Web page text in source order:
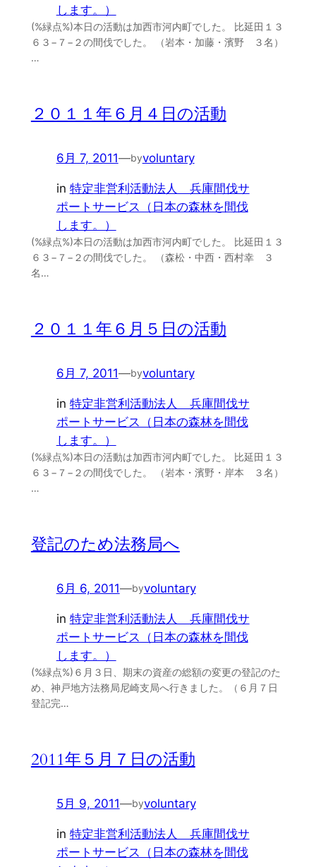
します。）
(%緑点%)本日の活動は加西市河内町でした。 比延田１３
６３−７−２の間伐でした。 （岩本・加藤・濱野 ３名）
…
２０１１年６月４日の活動
6月 7, 2011—byvoluntary
in 特定非営利活動法人 兵庫間伐サ
ポートサービス（日本の森林を間伐
します。）
(%緑点%)本日の活動は加西市河内町でした。 比延田１３
６３−７−２の間伐でした。 （森松・中西・西村幸 ３
名…
２０１１年６月５日の活動
6月 7, 2011—byvoluntary
in 特定非営利活動法人 兵庫間伐サ
ポートサービス（日本の森林を間伐
します。）
(%緑点%)本日の活動は加西市河内町でした。 比延田１３
６３−７−２の間伐でした。 （岩本・濱野・岸本 ３名）
…
登記のため法務局へ
6月 6, 2011—byvoluntary
in 特定非営利活動法人 兵庫間伐サ
ポートサービス（日本の森林を間伐
します。）
(%緑点%)６月３日、期末の資産の総額の変更の登記のた
め、神戸地方法務局尼崎支局へ行きました。（６月７日
登記完…
2011年５月７日の活動
5月 9, 2011—byvoluntary
in 特定非営利活動法人 兵庫間伐サ
ポートサービス（日本の森林を間伐